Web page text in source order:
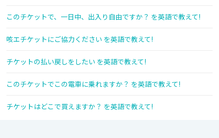
このチケットで、一日中、出入り自由ですか？ を英語で教えて!
咳エチケットにご協力ください を英語で教えて!
チケットの払い戻しをしたい を英語で教えて!
このチケットでこの電車に乗れますか？ を英語で教えて!
チケットはどこで買えますか？ を英語で教えて!